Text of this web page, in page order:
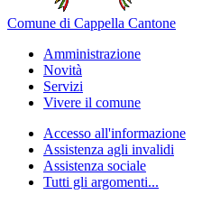
Comune di Cappella Cantone
Amministrazione
Novità
Servizi
Vivere il comune
Accesso all'informazione
Assistenza agli invalidi
Assistenza sociale
Tutti gli argomenti...